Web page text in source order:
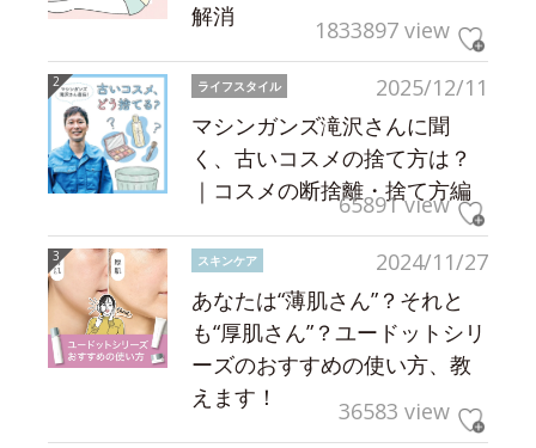
解消
1833897 view
2025/12/11
ライフスタイル
マシンガンズ滝沢さんに聞
く、古いコスメの捨て方は？
｜コスメの断捨離・捨て方編
65891 view
2024/11/27
スキンケア
あなたは“薄肌さん”？それと
も“厚肌さん”？ユードットシリ
ーズのおすすめの使い方、教
えます！
36583 view